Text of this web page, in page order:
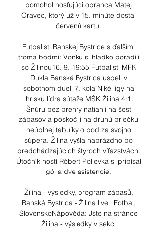
pomohol hosťujúci obranca Matej
Oravec, ktorý už v 15. minúte dostal
červenú kartu.
Futbalisti Banskej Bystrice s ďalšími
troma bodmi: Vonku si hladko poradili
so Žilinou16. 9. 19:55 Futbalisti MFK
Dukla Banská Bystrica uspeli v
sobotnom dueli 7. kola Niké ligy na
ihrisku lídra súťaže MŠK Žilina 4:1.
Šnúru bez prehry natiahli na šesť
zápasov a poskočili na druhú priečku
neúplnej tabuľky o bod za svojho
súpera. Žilina vyšla naprázdno po
predchádzajúcich štyroch víťazstvách.
Útočník hostí Róbert Polievka si pripísal
gól a dve asistencie.
Žilina - výsledky, program zápasů,
Banská Bystrica - Žilina live | Fotbal,
SlovenskoNápověda: Jste na stránce
Žilina - výsledky v sekci